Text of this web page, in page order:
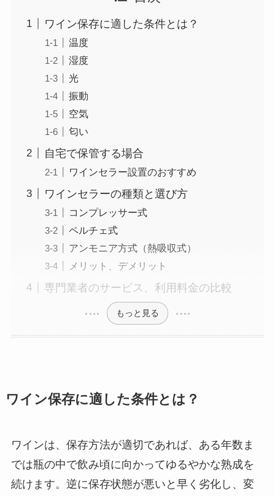
ワイン保存に適した条件とは？
温度
湿度
光
振動
空気
匂い
自宅で保管する場合
ワインセラー設置のおすすめ
ワインセラーの種類と選び方
コンプレッサー式
ペルチェ式
アンモニア方式（熱吸収式）
メリット、デメリット
専門業者のサービス、利用料金の比較
もっと見る
ワイン保存に適した条件とは？
ワインは、保存方法が適切であれば、ある年数ま
では瓶の中で飲み頃に向かってゆるやかな熟成を
続けます。逆に保存状態が悪いと早く劣化し、変